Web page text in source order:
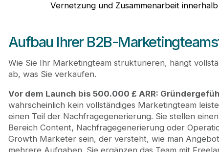
Vernetzung und Zusammenarbeit
Aufbau Ihrer B2B-
Wie Sie Ihr Marketingteam strukturieren, hängt
ab, was Sie verkaufen.
Vor dem Launch bis 500.000 £ ARR:
wahrscheinlich kein vollständiges Marketingteam
einen Teil der Nachfragegenerierung. Sie stellen
Bereich Content, Nachfragegenerierung oder
Growth Marketer sein, der versteht, wie man